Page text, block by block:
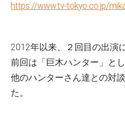
https://www.tv-tokyo.co.jp/
2012年以来、２回目の出演
前回は「巨木ハンター」と
他のハンターさん達との対
た。